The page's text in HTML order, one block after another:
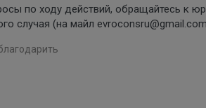
по ходу действий, обращайтесь к
случая (на майл